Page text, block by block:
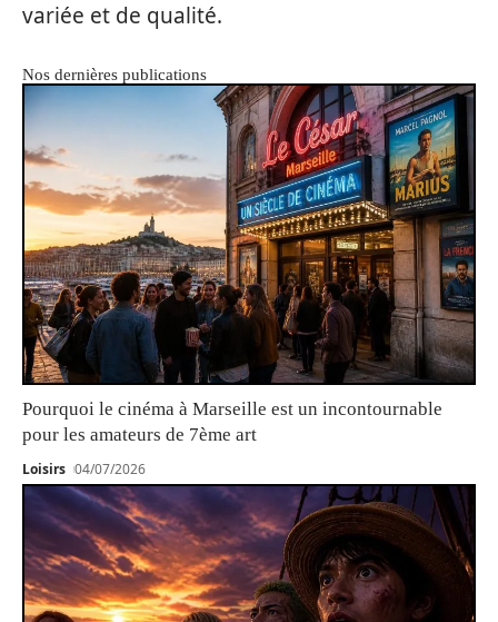
variée et de qualité.
Nos dernières publications
Pourquoi le cinéma à Marseille est un incontournable
pour les amateurs de 7ème art
Loisirs 04/07/2026